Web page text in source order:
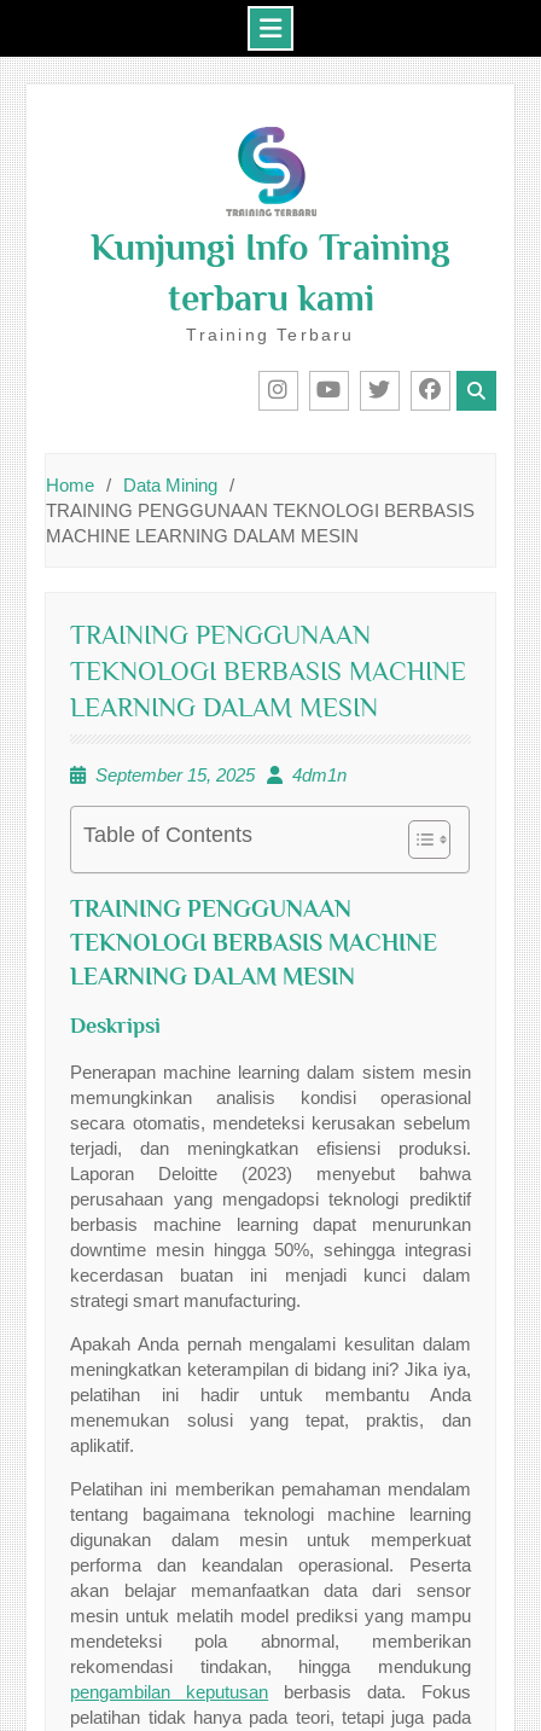
Kunjungi Info Training
terbaru kami
Training Terbaru
Home
Data Mining
TRAINING PENGGUNAAN TEKNOLOGI BERBASIS
MACHINE LEARNING DALAM MESIN
TRAINING PENGGUNAAN
TEKNOLOGI BERBASIS MACHINE
LEARNING DALAM MESIN
September 15, 2025 4dm1n
Table of Contents
TRAINING PENGGUNAAN
TEKNOLOGI BERBASIS MACHINE
LEARNING DALAM MESIN
Deskripsi
Penerapan machine learning dalam sistem mesin
memungkinkan analisis kondisi operasional
secara otomatis, mendeteksi kerusakan sebelum
terjadi, dan meningkatkan efisiensi produksi.
Laporan Deloitte (2023) menyebut bahwa
perusahaan yang mengadopsi teknologi prediktif
berbasis machine learning dapat menurunkan
downtime mesin hingga 50%, sehingga integrasi
kecerdasan buatan ini menjadi kunci dalam
strategi smart manufacturing.
Apakah Anda pernah mengalami kesulitan dalam
meningkatkan keterampilan di bidang ini? Jika iya,
pelatihan ini hadir untuk membantu Anda
menemukan solusi yang tepat, praktis, dan
aplikatif.
Pelatihan ini memberikan pemahaman mendalam
tentang bagaimana teknologi machine learning
digunakan dalam mesin untuk memperkuat
performa dan keandalan operasional. Peserta
akan belajar memanfaatkan data dari sensor
mesin untuk melatih model prediksi yang mampu
mendeteksi pola abnormal, memberikan
rekomendasi tindakan, hingga mendukung
pengambilan keputusan berbasis data. Fokus
pelatihan tidak hanya pada teori, tetapi juga pada